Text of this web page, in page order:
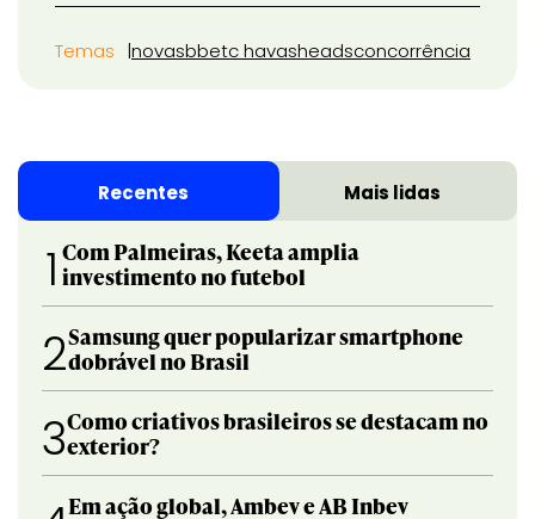
Temas novasbbetc havasheadsconcorrência
Recentes Mais lidas
1 Com Palmeiras, Keeta amplia
investimento no futebol
2Samsung quer popularizar smartphone
dobrável no Brasil
3Como criativos brasileiros se destacam no
exterior?
Em ação global, Ambev e AB Inbev